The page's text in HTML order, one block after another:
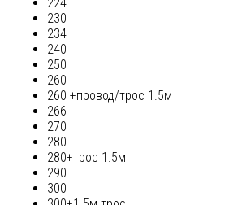
224
230
234
240
250
260
260 +провод/трос 1.5м
266
270
280
280+трос 1.5м
290
300